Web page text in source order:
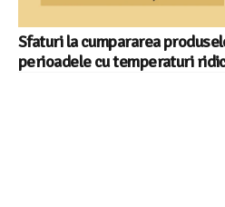
Sfaturi la cumpararea
perioadele cu temperaturi